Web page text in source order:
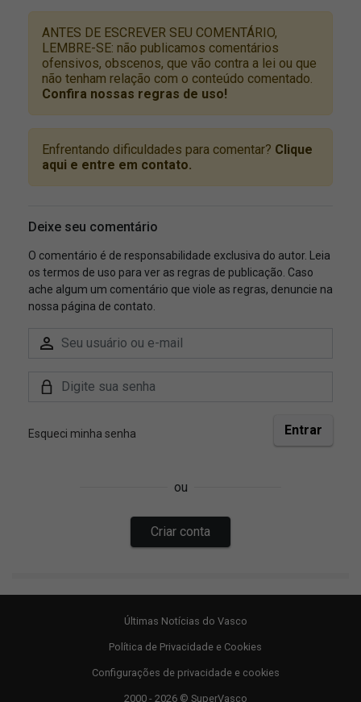
Últimas Notícias do Vasco
Política de Privacidade e Cookies
Configurações de privacidade e cookies
2000 - 2026 © SuperVasco